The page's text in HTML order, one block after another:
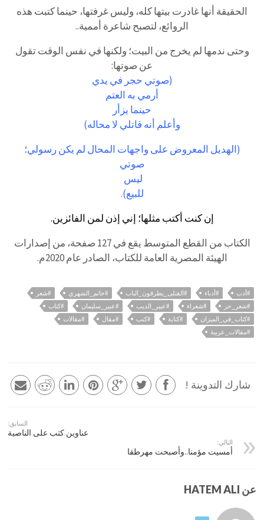
الحقيقة أنها غادرت بيتها كله، وليس غرفتها، حينما كتبت هذه
الروائع، لتصبح شاعرة أممية..
وحتى ندمها لم يخرج من البيت؛ ولكنها في نفس الوقت تقول
عن صوتها:
(صوتي حجر في يدي
أرمي به العتم
حينما يزأر
وأعلم أنه قاتلي لا محاله)
(الهديل المعروض على واجهات المحال لم يكن رسولي؛
صوتي
ليس
للبيع).
إن كنت أكتب مثلها؛ إني إذن لمن الفائزين.
الكتاب من القطع المتوسط يقع في 127 صفحة، من إصدارات
الهيئة المصرية العامة للكتاب، الصادر عام 2020م.
#أدب #أدباء #القتلى_يطرقون_الباب #حاتم_الشهري
#شعر
#شعر_حر
#شعراء #عبير_الديب #عبير_سليمان
#كتاب
#كتاب_في_الميزان
#كتابة #كتب #مقال
#مقالات
#مقالات_عربية
شارك التدوينة !
السابق:
عناوين كتب على الناصية
التالي:
أمسيت مؤمنا..وأصبحت مهرطقا
عن HATEM ALI